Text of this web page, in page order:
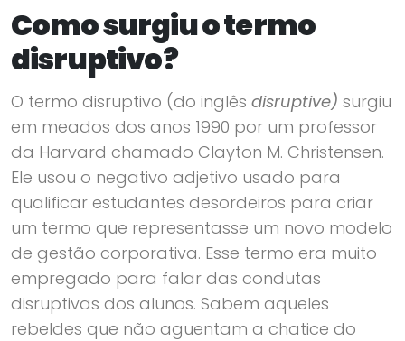
Como surgiu o termo
disruptivo?
O termo disruptivo (do inglês disruptive) surgiu
em meados dos anos 1990 por um professor
da Harvard chamado Clayton M. Christensen.
Ele usou o negativo adjetivo usado para
qualificar estudantes desordeiros para criar
um termo que representasse um novo modelo
de gestão corporativa. Esse termo era muito
empregado para falar das condutas
disruptivas dos alunos. Sabem aqueles
rebeldes que não aguentam a chatice do